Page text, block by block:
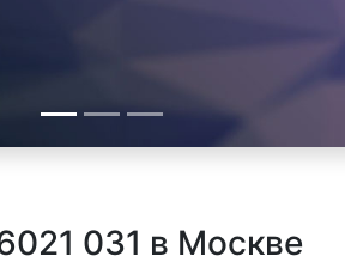
031 в Москве